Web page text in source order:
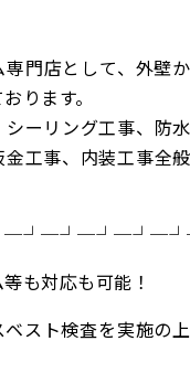
門店として、外壁
ります。
シーリング工事、防
工事、内装工事全
も対応も可能！
スト検査を実施の